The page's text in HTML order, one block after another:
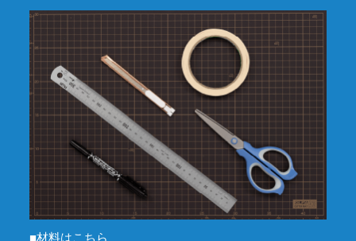
■材料はこちら